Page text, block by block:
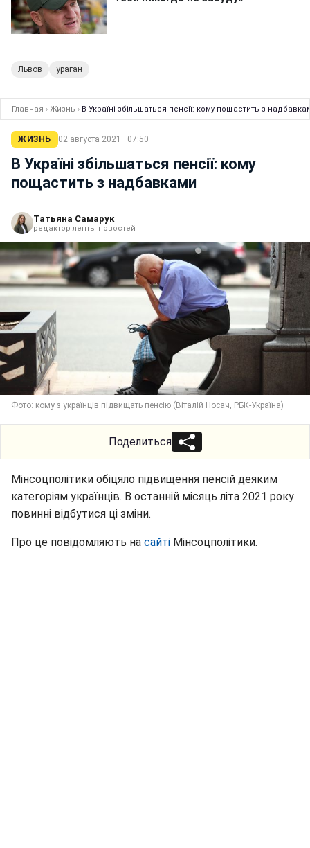
Львов ураган
Главная › Жизнь › В Україні збільшаться пенсії: кому пощастить з
ЖИЗНЬ 02 августа 2021 · 07:50
В Україні збільшаться пенсії: кому
пощастить з надбавками
Татьяна Самарук
редактор ленты новостей
Фото: кому з українців підвищать пенсію (Віталій Носач, РБК-Україна)
Поделиться
Мінсоцполітики обіцяло підвищення пенсій деяким
категоріям українців. В останній місяць літа 2021 року
повинні відбутися ці зміни.
Про це повідомляють на сайті Мінсоцполітики.